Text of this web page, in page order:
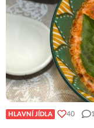
HLAVNÍ JÍDLA 40